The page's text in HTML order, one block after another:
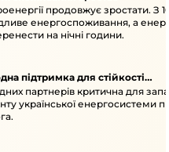
продовжує зростати. З
енергоспоживання, а
на нічні години.
підтримка для стійкості
партнерів критична для
української енергосистеми